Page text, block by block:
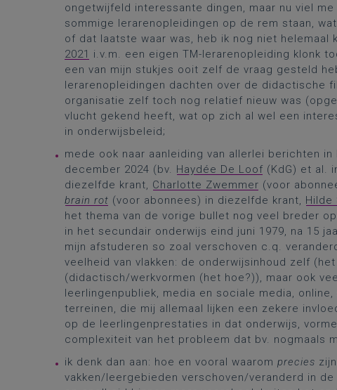
ongetwijfeld interessante dingen, maar nu viel
sommige lerarenopleidingen op de rem staan,
of dat laatste waar was, heb ik nog niet helemaal
2021 i.v.m. een eigen TM-lerarenopleiding klonk
een van mijn stukjes ooit zelf de vraag gesteld
lerarenopleidingen dachten over de didactische
organisatie zelf toch nog relatief nieuw was
vlucht gekend heeft, wat op zich al wel een
in onderwijsbeleid;
mede ook naar aanleiding van allerlei berichten
december 2024 (bv. Haydée De Loof (KdG) et al.
diezelfde krant, Charlotte Zwemmer (voor
brain rot (voor abonnees) in diezelfde krant, Hilde
het thema van de vorige bullet nog veel breder
in het secundair onderwijs eind juni 1979, na 15
mijn afstuderen so zoal verschoven c.q.
veelheid van vlakken: de onderwijsinhoud zelf
(didactisch/werkvormen (het hoe?)), maar ook
leerlingenpubliek, media en sociale media,
terreinen, die mij allemaal lijken een zekere
op de leerlingenprestaties in dat onderwijs,
complexiteit van het probleem dat bv. nogmaals
ik denk dan aan: hoe en vooral waarom precies
vakken/leergebieden verschoven/veranderd in